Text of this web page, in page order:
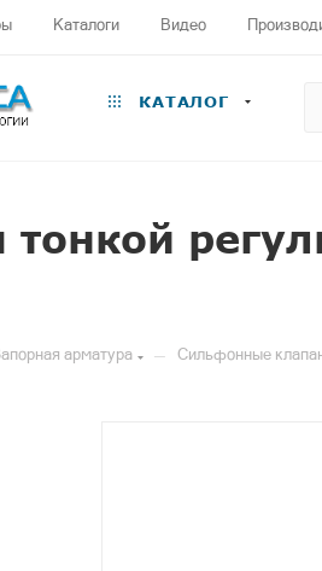
Каталоги Видео
КАТАЛОГ
арматура — Сильфонные